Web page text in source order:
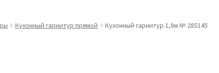
Кухонный гарнитур прямой Кухонный гарнитур 1,8м № 285145